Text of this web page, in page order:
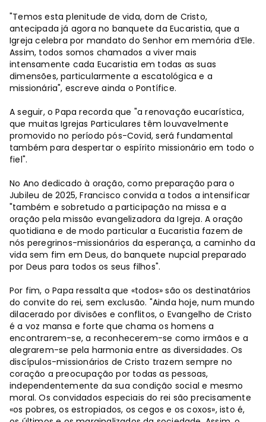
"Temos esta plenitude de vida, dom de Cristo,
antecipada já agora no banquete da Eucaristia, que a
Igreja celebra por mandato do Senhor em memória d’Ele.
Assim, todos somos chamados a viver mais
intensamente cada Eucaristia em todas as suas
dimensões, particularmente a escatológica e a
missionária", escreve ainda o Pontífice.
A seguir, o Papa recorda que "a renovação eucarística,
que muitas Igrejas Particulares têm louvavelmente
promovido no período pós-Covid, será fundamental
também para despertar o espírito missionário em todo o
fiel".
No Ano dedicado à oração, como preparação para o
Jubileu de 2025, Francisco convida a todos a intensificar
"também e sobretudo a participação na missa e a
oração pela missão evangelizadora da Igreja. A oração
quotidiana e de modo particular a Eucaristia fazem de
nós peregrinos-missionários da esperança, a caminho da
vida sem fim em Deus, do banquete nupcial preparado
por Deus para todos os seus filhos".
Por fim, o Papa ressalta que «todos» são os destinatários
do convite do rei, sem exclusão. "Ainda hoje, num mundo
dilacerado por divisões e conflitos, o Evangelho de Cristo
é a voz mansa e forte que chama os homens a
encontrarem-se, a reconhecerem-se como irmãos e a
alegrarem-se pela harmonia entre as diversidades. Os
discípulos-missionários de Cristo trazem sempre no
coração a preocupação por todas as pessoas,
independentemente da sua condição social e mesmo
moral. Os convidados especiais do rei são precisamente
«os pobres, os estropiados, os cegos e os coxos», isto é,